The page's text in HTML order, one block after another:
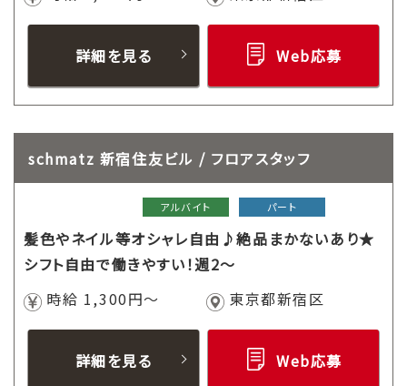
詳細を見る Web応募
schmatz 新宿住友ビル / フロアスタッフ
アルバイト パート
髪色やネイル等オシャレ自由♪絶品まかないあり★
シフト自由で働きやすい！週2～
時給 1,300円～
東京都新宿区
詳細を見る Web応募